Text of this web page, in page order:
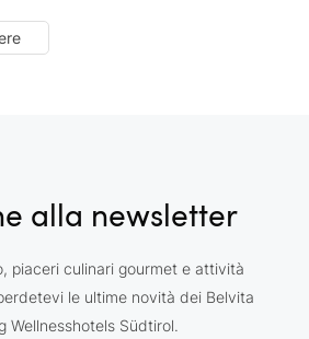
e Capodanno, avrete
l’Alto Adige in tutto il suo
alla newsletter
piaceri culinari gourmet e attività
le ultime novità dei Belvita
Wellnesshotels Südtirol.